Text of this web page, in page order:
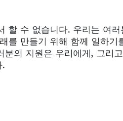
할 수 없습니다. 우리는 여
를 만들기 위해 함께 일하
분의 지원은 우리에게, 그리
.